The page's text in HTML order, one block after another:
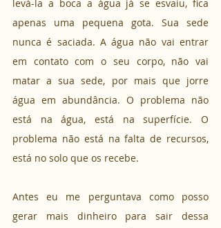
levá-la a boca a água já se esvaiu, fica
apenas uma pequena gota. Sua sede
nunca é saciada. A água não vai entrar
em contato com o seu corpo, não vai
matar a sua sede, por mais que jorre
água em abundância. O problema não
está na água, está na superfície. O
problema não está na falta de recursos,
está no solo que os recebe.
Antes eu me perguntava como posso
gerar mais dinheiro para sair dessa